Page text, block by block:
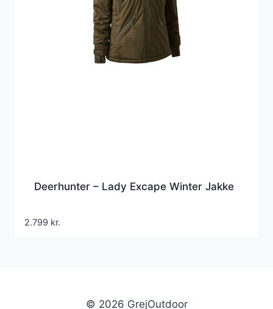
Deerhunter – Lady Excape Winter Jakke
2.799 kr.
© 2026 GrejOutdoor